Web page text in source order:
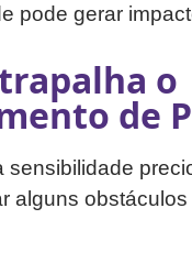
pode gerar
o
de
sensibilidade
alguns